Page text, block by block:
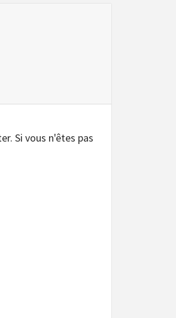
Si vous n'êtes pas